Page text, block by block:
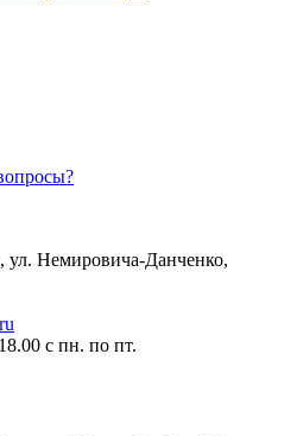
ул. Немировича-Данченко,
с пн. по пт.